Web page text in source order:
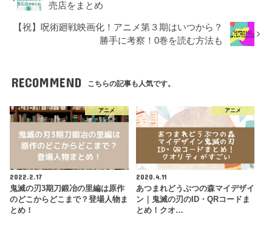
売店をまとめ
【祝】呪術廻戦映画化！アニメ第３期はいつから？
勝手に考察！0巻を読む方法も
RECOMMEND こちらの記事も人気です。
アニメ
2022.2.17
鬼滅の刃3期刀鍛冶の里編は原作
のどこからどこまで？登場人物ま
とめ！
アニメ
2020.4.11
あつまれどうぶつの森マイデザイ
ン｜鬼滅の刃のID・QRコードま
とめ！クオ…